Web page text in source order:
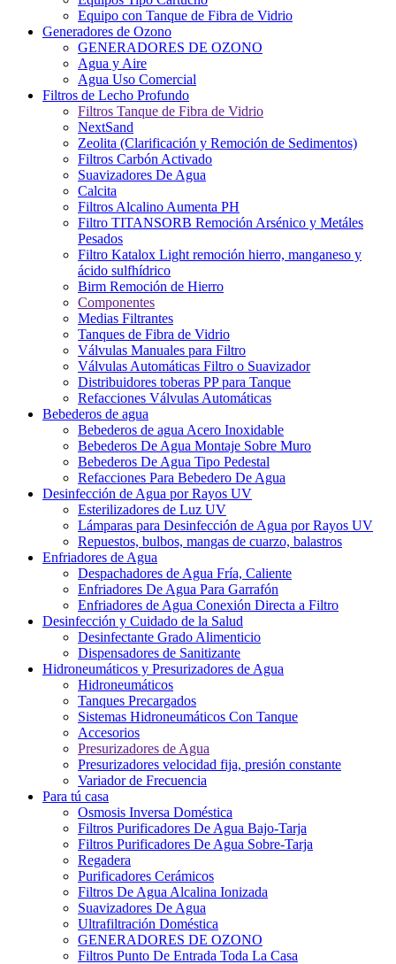
Equipo con Tanque de Fibra de Vidrio
Generadores de Ozono
GENERADORES DE OZONO
Agua y Aire
Agua Uso Comercial
Filtros de Lecho Profundo
Filtros Tanque de Fibra de Vidrio
NextSand
Zeolita (Clarificación y Remoción de Sedimentos)
Filtros Carbón Activado
Suavizadores De Agua
Calcita
Filtros Alcalino Aumenta PH
Filtro TITANSORB Remoción Arsénico y Metáles
Pesados
Filtro Katalox Light remoción hierro, manganeso y
ácido sulfhídrico
Birm Remoción de Hierro
Componentes
Medias Filtrantes
Tanques de Fibra de Vidrio
Válvulas Manuales para Filtro
Válvulas Automáticas Filtro o Suavizador
Distribuidores toberas PP para Tanque
Refacciones Válvulas Automáticas
Bebederos de agua
Bebederos de agua Acero Inoxidable
Bebederos De Agua Montaje Sobre Muro
Bebederos De Agua Tipo Pedestal
Refacciones Para Bebedero De Agua
Desinfección de Agua por Rayos UV
Esterilizadores de Luz UV
Lámparas para Desinfección de Agua por Rayos UV
Repuestos, bulbos, mangas de cuarzo, balastros
Enfriadores de Agua
Despachadores de Agua Fría, Caliente
Enfriadores De Agua Para Garrafón
Enfriadores de Agua Conexión Directa a Filtro
Desinfección y Cuidado de la Salud
Desinfectante Grado Alimenticio
Dispensadores de Sanitizante
Hidroneumáticos y Presurizadores de Agua
Hidroneumáticos
Tanques Precargados
Sistemas Hidroneumáticos Con Tanque
Accesorios
Presurizadores de Agua
Presurizadores velocidad fija, presión constante
Variador de Frecuencia
Para tú casa
Osmosis Inversa Doméstica
Filtros Purificadores De Agua Bajo-Tarja
Filtros Purificadores De Agua Sobre-Tarja
Regadera
Purificadores Cerámicos
Filtros De Agua Alcalina Ionizada
Suavizadores De Agua
Ultrafiltración Doméstica
GENERADORES DE OZONO
Filtros Punto De Entrada Toda La Casa